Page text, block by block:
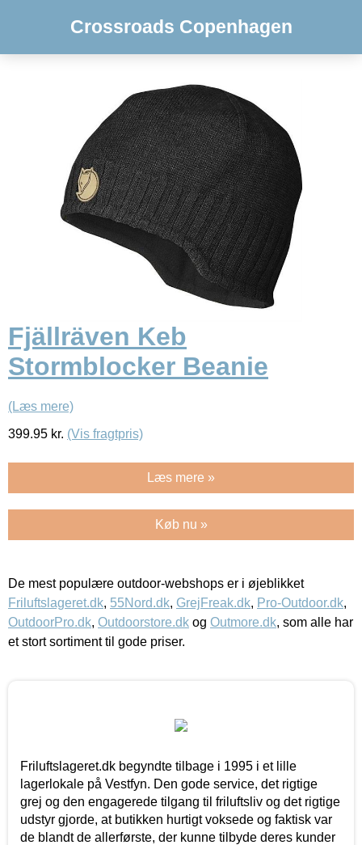
Crossroads Copenhagen
Fjällräven Keb
Stormblocker Beanie
(Læs mere)
399.95 kr. (Vis fragtpris)
Læs mere »
Køb nu »
De mest populære outdoor-webshops er i øjeblikket
Friluftslageret.dk, 55Nord.dk, GrejFreak.dk, Pro-Outdoor.dk,
OutdoorPro.dk, Outdoorstore.dk og Outmore.dk, som alle har
et stort sortiment til gode priser.
Friluftslageret.dk begyndte tilbage i 1995 i et lille
lagerlokale på Vestfyn. Den gode service, det rigtige
grej og den engagerede tilgang til friluftsliv og det rigtige
udstyr gjorde, at butikken hurtigt voksede og faktisk var
de blandt de allerførste, der kunne tilbyde deres kunder